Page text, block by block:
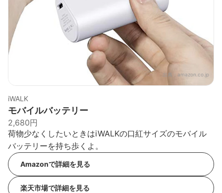
出典： amazon.co.jp
iWALK
モバイルバッテリー
2,680円
荷物少なくしたいときはiWALKの口紅サイズのモバイル
バッテリーを持ち歩くよ。
Amazonで詳細を見る
楽天市場で詳細を見る